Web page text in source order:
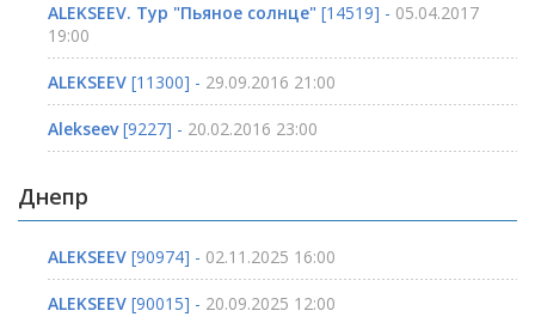
ALEKSEEV. Тур "Пьяное солнце" [14519] - 05.04.2017
19:00
ALEKSEEV [11300] - 29.09.2016 21:00
Alekseev[9227] - 20.02.2016 23:00
Днепр
ALEKSEEV [90974] - 02.11.2025 16:00
ALEKSEEV [90015] - 20.09.2025 12:00